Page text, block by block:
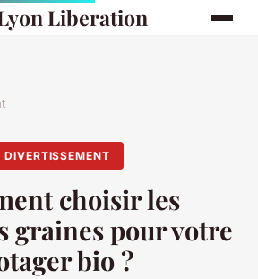
Liberation
DIVERTISSEMENT
choisir les
graines pour votre
bio ?